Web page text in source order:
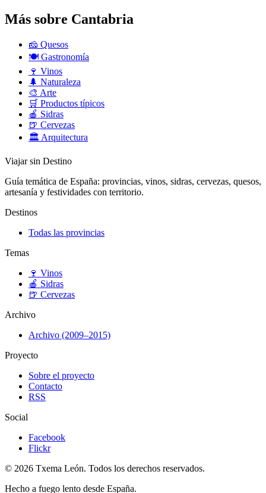
Más sobre Cantabria
🧀 Quesos
🍽️ Gastronomía
🍷 Vinos
🌲 Naturaleza
🎨 Arte
🛒 Productos típicos
🍎 Sidras
🍺 Cervezas
🏛️ Arquitectura
Viajar sin Destino
Guía temática de España: provincias, vinos, sidras, cervezas, quesos,
artesanía y festividades con territorio.
Destinos
Todas las provincias
Temas
🍷 Vinos
🍎 Sidras
🍺 Cervezas
Archivo
Archivo (2009–2015)
Proyecto
Sobre el proyecto
Contacto
RSS
Social
Facebook
Flickr
© 2026 Txema León. Todos los derechos reservados.
Hecho a fuego lento desde España.